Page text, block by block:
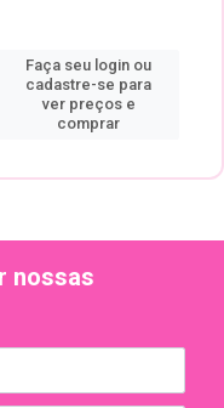
Faça seu login ou
cadastre-se para
ver preços e
comprar
nossas